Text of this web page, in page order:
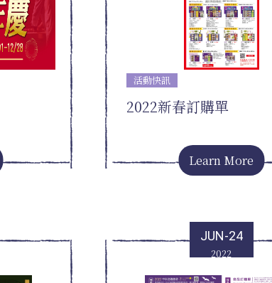
活動快訊
2022新春訂購單
Learn More
JUN-24
2022